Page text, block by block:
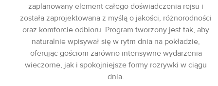
zaplanowany element całego doświadczenia rejsu i
została zaprojektowana z myślą o jakości, różnorodności
oraz komforcie odbioru. Program tworzony jest tak, aby
naturalnie wpisywał się w rytm dnia na pokładzie,
oferując gościom zarówno intensywne wydarzenia
wieczorne, jak i spokojniejsze formy rozrywki w ciągu
dnia.